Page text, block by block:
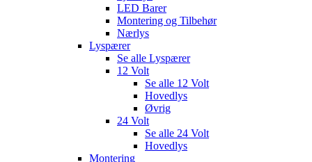
LED Barer
Montering og Tilbehør
Nærlys
Lyspærer
Se alle Lyspærer
12 Volt
Se alle 12 Volt
Hovedlys
Øvrig
24 Volt
Se alle 24 Volt
Hovedlys
Montering